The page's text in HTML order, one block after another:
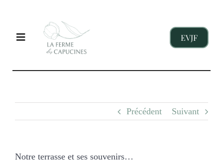
contenu
Toggle
Navigation
ENTREPRISES
ENFANTS
EVJF
Précédent Suivant
Notre terrasse et ses souvenirs…